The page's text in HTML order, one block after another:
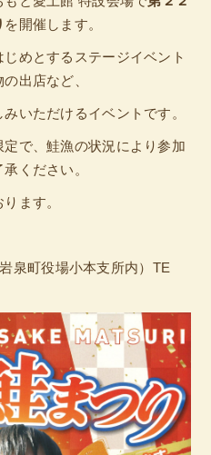
を開催します。
じめとするステージイベント
出店など、
いただけるイベントです。
定で、鮭漁の状況により参加
ください。
ます。
泉町役場小本支所内）TE